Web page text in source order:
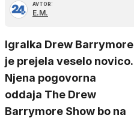
AVTOR:
E.M.
Igralka Drew Barrymore
je prejela veselo novico.
Njena pogovorna
oddaja The Drew
Barrymore Show bo na